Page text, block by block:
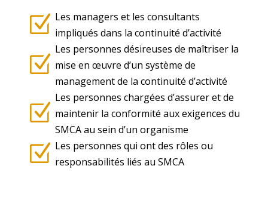
Z Les managers et les consultants
impliqués dans la continuité d’activité
Z
Les personnes désireuses de maîtriser la
mise en œuvre d’un système de
management de la continuité d’activité
Z
Les personnes chargées d’assurer et de
maintenir la conformité aux exigences du
SMCA au sein d’un organisme
Z Les personnes qui ont des rôles ou
responsabilités liés au SMCA